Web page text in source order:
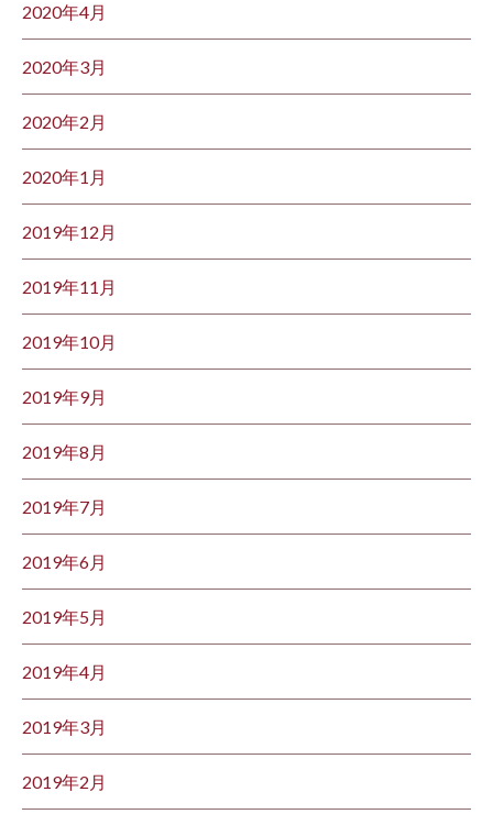
2020年4月
2020年3月
2020年2月
2020年1月
2019年12月
2019年11月
2019年10月
2019年9月
2019年8月
2019年7月
2019年6月
2019年5月
2019年4月
2019年3月
2019年2月